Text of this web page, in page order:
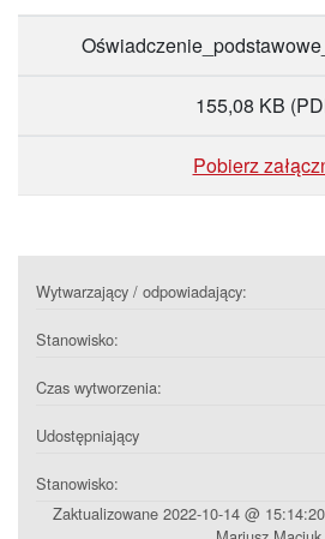
155,08 KB
Pobierz
Wytwarzający / odpowiadający:
Stanowisko:
Czas wytworzenia:
Udostępniający
Stanowisko:
Zaktualizowane 2022-10-14 @